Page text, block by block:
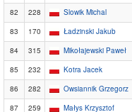
82
228 Slowik Michal
83
170 Ładzinski Jakub
84
315 Mikołajewski Paweł
85
232 Kotra Jacek
86
282 Owsiannik Grzegorz
87
259 Małys Krzysztof